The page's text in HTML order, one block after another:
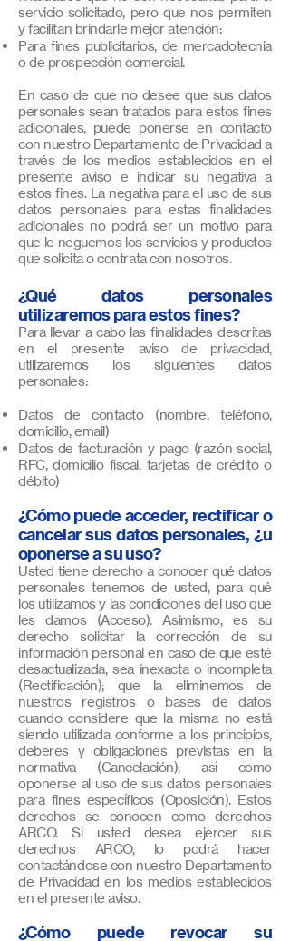
servicio solicitado, pero que nos permiten
y facilitan brindarle mejor atención:
Para fines publicitarios, de mercadotecnia
o de prospección comercial.
En caso de que no desee que sus datos
personales sean tratados para estos fines
adicionales, puede ponerse en contacto
con nuestro Departamento de Privacidad a
través de los medios establecidos en el
presente aviso e indicar su negativa a
estos fines. La negativa para el uso de sus
datos personales para estas finalidades
adicionales no podrá ser un motivo para
que le neguemos los servicios y productos
que solicita o contrata con nosotros.
¿Qué datos personales
utilizaremos para estos fines?
Para llevar a cabo las finalidades descritas
en el presente aviso de privacidad,
utilizaremos los siguientes datos
personales:
Datos de contacto (nombre, teléfono,
domicilio, email)
Datos de facturación y pago (razón social,
RFC, domicilio fiscal, tarjetas de crédito o
débito)
¿Cómo puede acceder, rectificar o
cancelar sus datos personales, ¿u
oponerse a su uso?
Usted tiene derecho a conocer qué datos
personales tenemos de usted, para qué
los utilizamos y las condiciones del uso que
les damos (Acceso). Asimismo, es su
derecho solicitar la corrección de su
información personal en caso de que esté
desactualizada, sea inexacta o incompleta
(Rectificación); que la eliminemos de
nuestros registros o bases de datos
cuando considere que la misma no está
siendo utilizada conforme a los principios,
deberes y obligaciones previstas en la
normativa (Cancelación); así como
oponerse al uso de sus datos personales
para fines específicos (Oposición). Estos
derechos se conocen como derechos
ARCO. Si usted desea ejercer sus
derechos ARCO, lo podrá hacer
contactándose con nuestro Departamento
de Privacidad en los medios establecidos
en el presente aviso.
¿Cómo puede revocar su